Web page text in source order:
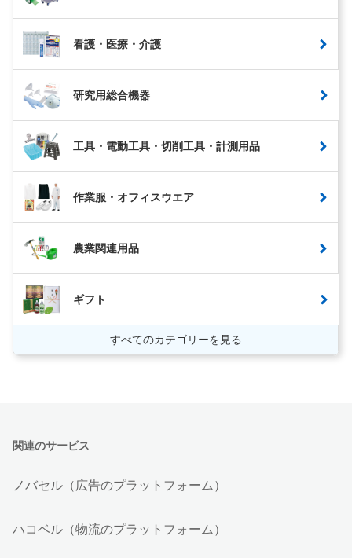
看護・医療・介護
研究用総合機器
工具・電動工具・切削工具・計測用品
作業服・オフィスウエア
農業関連用品
ギフト
すべてのカテゴリーを見る
関連のサービス
ノバセル（広告のプラットフォーム）
ハコベル（物流のプラットフォーム）